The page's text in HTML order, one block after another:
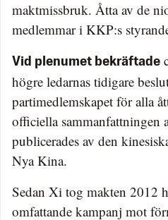
maktmissbruk. Åtta av de
medlemmar i KKP:s
Vid plenumet bekräftade
högre ledarnas tidigare
partimedlemskapet för alla
officiella sammanfattningen
publicerades av den
Nya Kina.
Sedan Xi tog makten 2012
omfattande kampanj mot